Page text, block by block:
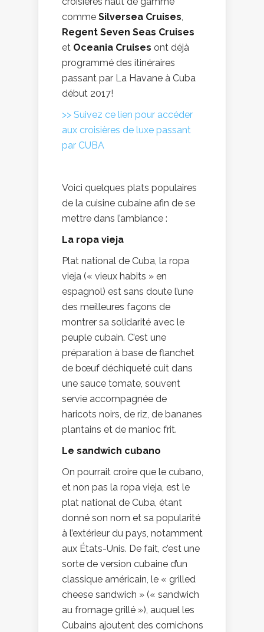
comme Silversea Cruises,
Regent Seven Seas Cruises
et Oceania Cruises ont déjà
programmé des itinéraires
passant par La Havane à Cuba
début 2017!
>> Suivez ce lien pour accéder
aux croisières de luxe passant
par CUBA
Voici quelques plats populaires
de la cuisine cubaine afin de se
mettre dans l’ambiance :
La ropa vieja
Plat national de Cuba, la ropa
vieja (« vieux habits » en
espagnol) est sans doute l’une
des meilleures façons de
montrer sa solidarité avec le
peuple cubain. C’est une
préparation à base de flanchet
de bœuf déchiqueté cuit dans
une sauce tomate, souvent
servie accompagnée de
haricots noirs, de riz, de bananes
plantains et de manioc frit.
Le sandwich cubano
On pourrait croire que le cubano,
et non pas la ropa vieja, est le
plat national de Cuba, étant
donné son nom et sa popularité
à l’extérieur du pays, notamment
aux États-Unis. De fait, c’est une
sorte de version cubaine d’un
classique américain, le « grilled
cheese sandwich » (« sandwich
au fromage grillé »), auquel les
Cubains ajoutent des cornichons